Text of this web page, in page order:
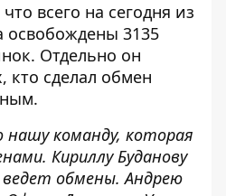
всего на сегодня из
освобождены 3135
Отдельно он
кто сделал обмен
нашу команду, которая
Кириллу Буданову
ведет обмены. Андрею